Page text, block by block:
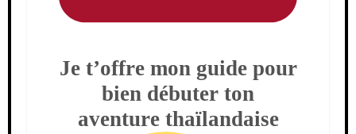
Je t’offre mon guide pour
bien débuter ton
aventure thaïlandaise